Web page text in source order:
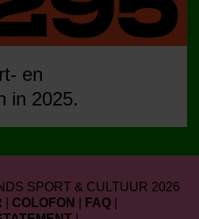
en
in 2025.
SPORT & CULTUUR 2026
COLOFON FAQ